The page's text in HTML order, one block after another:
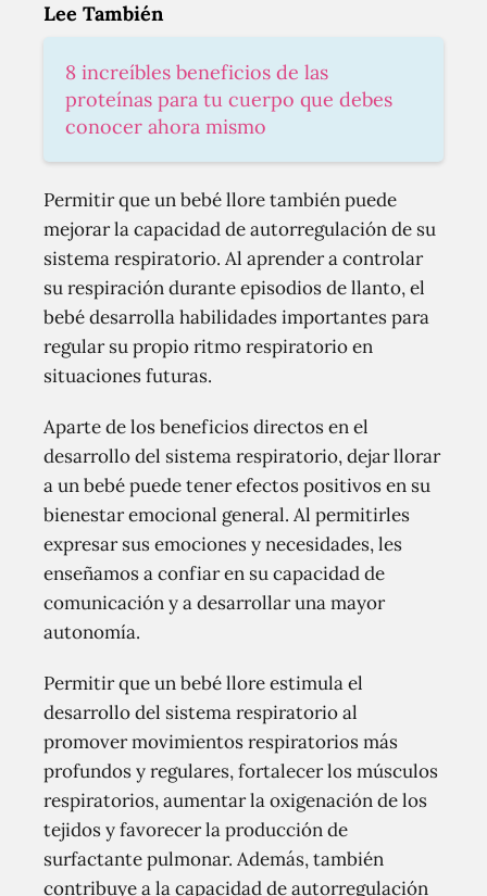
Lee También
8 increíbles beneficios de las
proteínas para tu cuerpo que debes
conocer ahora mismo
Permitir que un bebé llore también puede
mejorar la capacidad de autorregulación de su
sistema respiratorio. Al aprender a controlar
su respiración durante episodios de llanto, el
bebé desarrolla habilidades importantes para
regular su propio ritmo respiratorio en
situaciones futuras.
Aparte de los beneficios directos en el
desarrollo del sistema respiratorio, dejar llorar
a un bebé puede tener efectos positivos en su
bienestar emocional general. Al permitirles
expresar sus emociones y necesidades, les
enseñamos a confiar en su capacidad de
comunicación y a desarrollar una mayor
autonomía.
Permitir que un bebé llore estimula el
desarrollo del sistema respiratorio al
promover movimientos respiratorios más
profundos y regulares, fortalecer los músculos
respiratorios, aumentar la oxigenación de los
tejidos y favorecer la producción de
surfactante pulmonar. Además, también
contribuye a la capacidad de autorregulación